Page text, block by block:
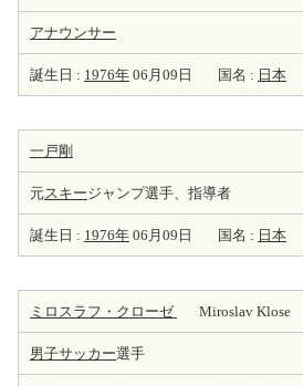
アナウンサー
誕生日 : 1976年 06月09日 国名 : 日本
一戸剛
元スキージャンプ選手、指導者
誕生日 : 1976年 06月09日 国名 : 日本
ミロスラフ・クローゼ Miroslav Klose
男子サッカー選手